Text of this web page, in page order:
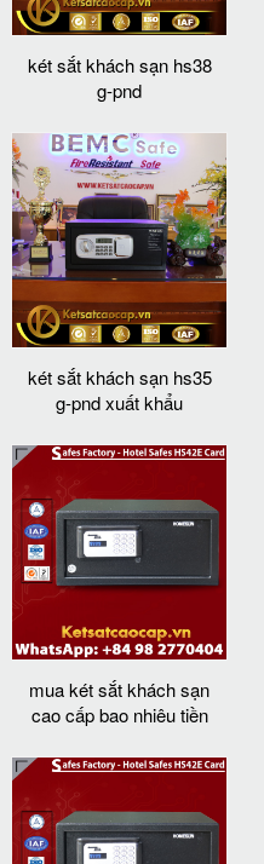
két sắt khách sạn hs38
g-pnd
két sắt khách sạn hs35
g-pnd xuất khẩu
mua két sắt khách sạn
cao cấp bao nhiêu tiền